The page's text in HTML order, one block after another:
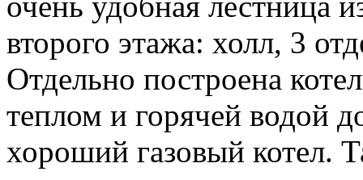
второго этажа: холл, 3
Отдельно построена
теплом и горячей водой
хороший газовый котел.